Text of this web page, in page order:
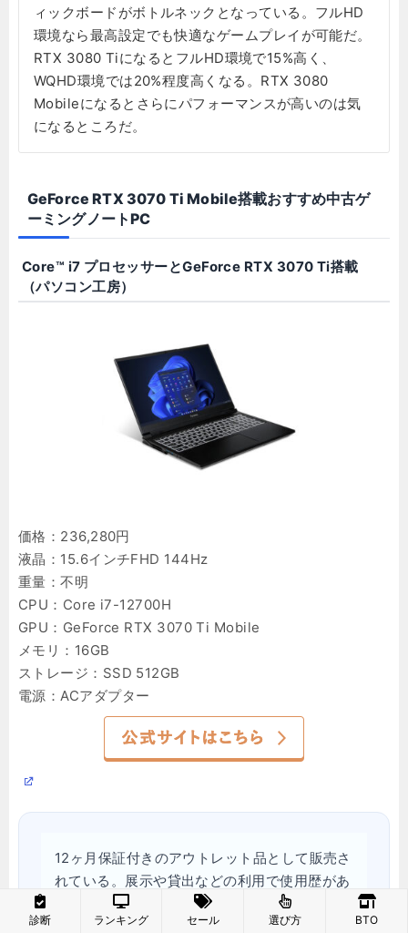
ィックボードがボトルネックとなっている。フルHD
環境なら最高設定でも快適なゲームプレイが可能だ。
RTX 3080 TiになるとフルHD環境で15%高く、
WQHD環境では20%程度高くなる。RTX 3080
Mobileになるとさらにパフォーマンスが高いのは気
になるところだ。
GeForce RTX 3070 Ti Mobile搭載おすすめ中古ゲ
ーミングノートPC
Core™ i7 プロセッサーとGeForce RTX 3070 Ti搭載
（パソコン工房）
価格：236,280円
液晶：15.6インチFHD 144Hz
重量：不明
CPU：Core i7-12700H
GPU：GeForce RTX 3070 Ti Mobile
メモリ：16GB
ストレージ：SSD 512GB
電源：ACアダプター
12ヶ月保証付きのアウトレット品として販売さ
れている。展示や貸出などの利用で使用歴があ
る点は押さえておこう。実質中古品と考えても
よさそうだ。Core i7-12700H×GeForce RTX
診断 ランキング セール 選び方 BTO